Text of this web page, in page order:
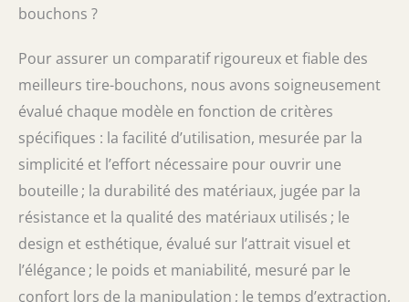
bouchons ?
Pour assurer un comparatif rigoureux et fiable des
meilleurs tire-bouchons, nous avons soigneusement
évalué chaque modèle en fonction de critères
spécifiques : la facilité d’utilisation, mesurée par la
simplicité et l’effort nécessaire pour ouvrir une
bouteille ; la durabilité des matériaux, jugée par la
résistance et la qualité des matériaux utilisés ; le
design et esthétique, évalué sur l’attrait visuel et
l’élégance ; le poids et maniabilité, mesuré par le
confort lors de la manipulation ; le temps d’extraction,